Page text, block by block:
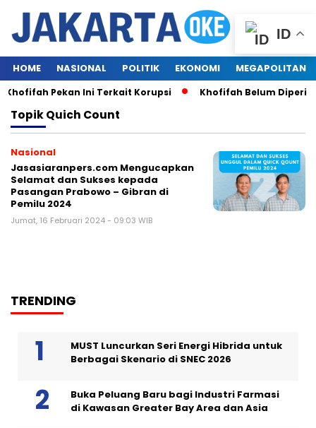
HOME NASIONAL POLITIK EKONOMI MEGAPOLITAN
Pekan Ini Terkait Korupsi Khofifah Belum
TopikQuich Count
Nasional
Jasasiaranpers.com Mengucapkan
Selamat dan Sukses kepada
Pasangan Prabowo – Gibran di
Pemilu 2024
Jumat, 16 Februari 2024 - 09:03 WIB
TRENDING
MUST Luncurkan Seri Energi Hibrida untuk
Berbagai Skenario di SNEC 2026
Buka Peluang Baru bagi Industri Farmasi
di Kawasan Greater Bay Area dan Asia
ID